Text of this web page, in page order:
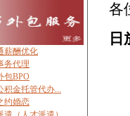
各
日